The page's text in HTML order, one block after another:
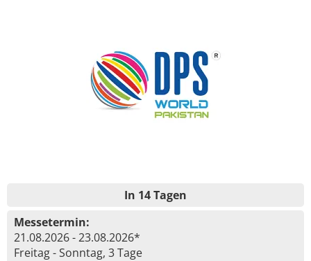
In 14 Tagen
Messetermin:
21.08.2026 - 23.08.2026*
Freitag - Sonntag, 3 Tage